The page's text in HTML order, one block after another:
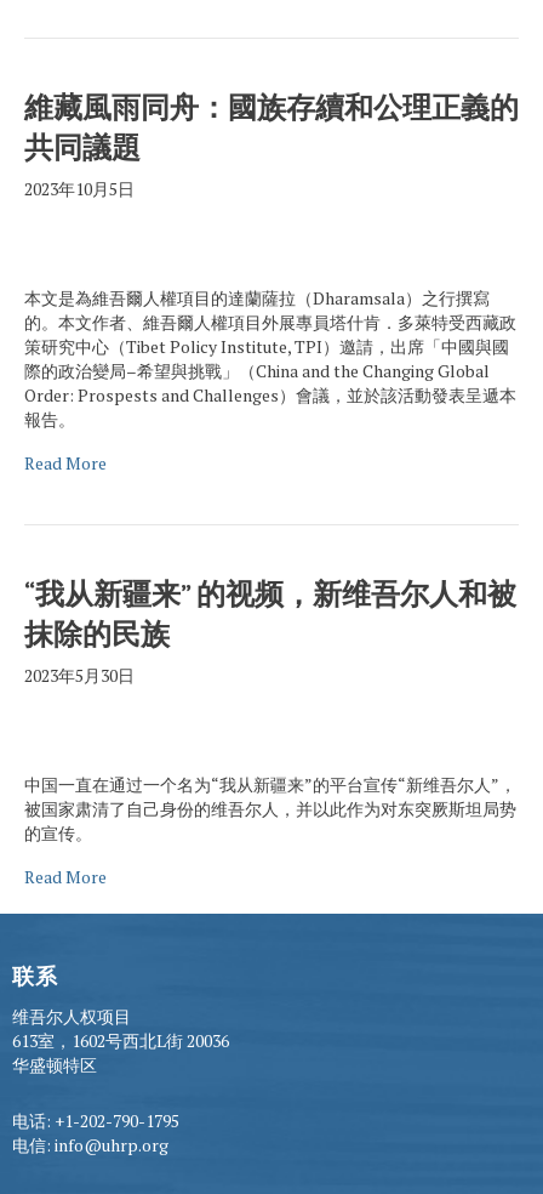
維藏風雨同舟：國族存續和公理正義的
共同議題
2023年10月5日
本文是為維吾爾人權項目的達蘭薩拉（Dharamsala）之行撰寫
的。本文作者、維吾爾人權項目外展專員塔什肯．多萊特受西藏政
策研究中心（Tibet Policy Institute, TPI）邀請，出席「中國與國
際的政治變局–希望與挑戰」（China and the Changing Global
Order: Prospests and Challenges）會議，並於該活動發表呈遞本
報告。
Read More
“我从新疆来” 的视频，新维吾尔人和被
抹除的民族
2023年5月30日
中国一直在通过一个名为“我从新疆来”的平台宣传“新维吾尔人”，
被国家肃清了自己身份的维吾尔人，并以此作为对东突厥斯坦局势
的宣传。
Read More
联系
维吾尔人权项目
613室，1602号西北L街 20036
华盛顿特区
电话: +1-202-790-1795
电信: info@uhrp.org